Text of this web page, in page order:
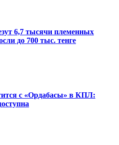
6,7 тысячи племенных
до 700 тыс. тенге
с «Ордабасы» в КПЛ: